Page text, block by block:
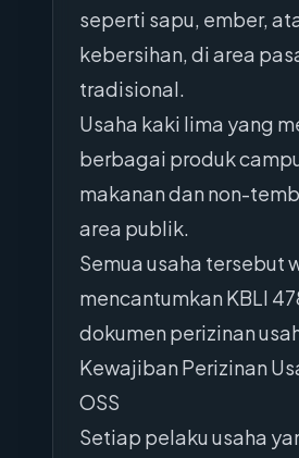
seperti sapu, ember,
kebersihan, di area
tradisional.
Usaha kaki lima yang
berbagai produk
makanan dan non-
area publik.
Semua usaha tersebut
mencantumkan KBLI
dokumen perizinan
Kewajiban Perizinan
OSS
Setiap pelaku usaha